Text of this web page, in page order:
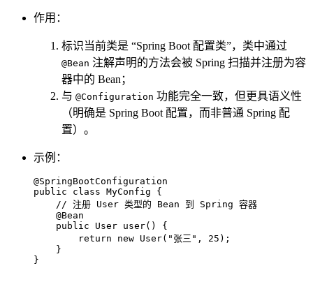
作用：
标识当前类是 “Spring Boot 配置类”，类中通过
@Bean 注解声明的方法会被 Spring 扫描并注册为容
器中的 Bean；
与 @Configuration 功能完全一致，但更具语义性
（明确是 Spring Boot 配置，而非普通 Spring 配
置）。
示例：
@SpringBootConfiguration
public
class MyConfig {
// 注册 User 类型的 Bean 到 Spring 容器
@Bean
public User user()
{
return
new User( "张三" , 25 );
    }
}